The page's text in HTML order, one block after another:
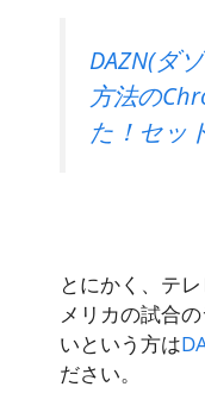
DAZN(ダ
方法の
た！セッ
とにかく、テ
メリカの試合
いという方は
ださい。